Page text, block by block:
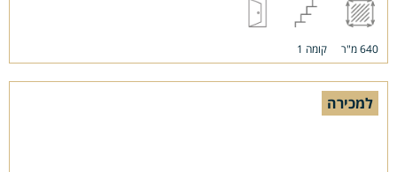
640 מ"ר קומה 1
למכירה